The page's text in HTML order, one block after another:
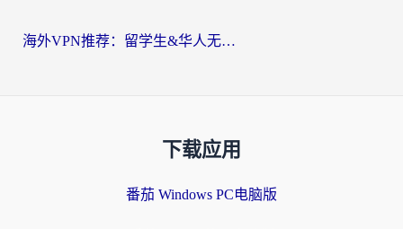
海外VPN推荐：留学生&华人无缝访问国内资源的避坑指南
下载应用
番茄 Windows PC电脑版